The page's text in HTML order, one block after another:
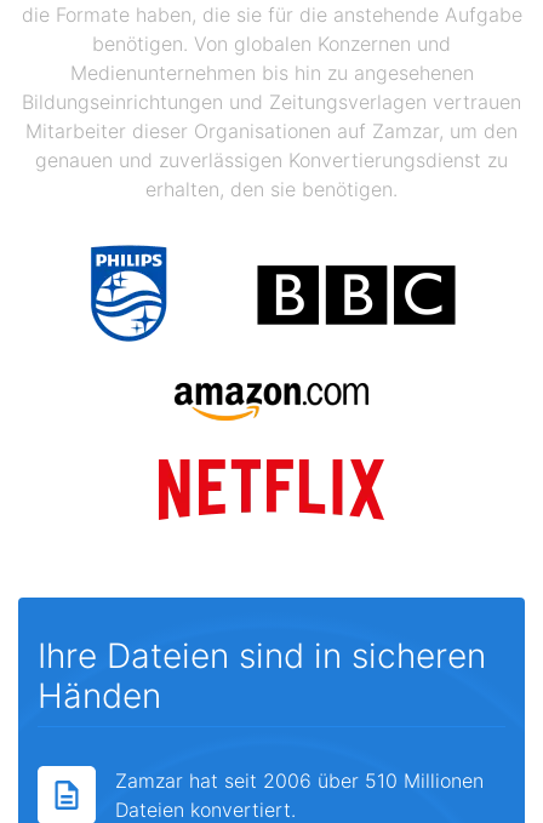
die Formate haben, die sie für die anstehende Aufgabe
benötigen. Von globalen Konzernen und
Medienunternehmen bis hin zu angesehenen
Bildungseinrichtungen und Zeitungsverlagen vertrauen
Mitarbeiter dieser Organisationen auf Zamzar, um den
genauen und zuverlässigen Konvertierungsdienst zu
erhalten, den sie benötigen.
Ihre Dateien sind in sicheren
Händen
Zamzar hat seit 2006 über 510 Millionen
Dateien konvertiert.